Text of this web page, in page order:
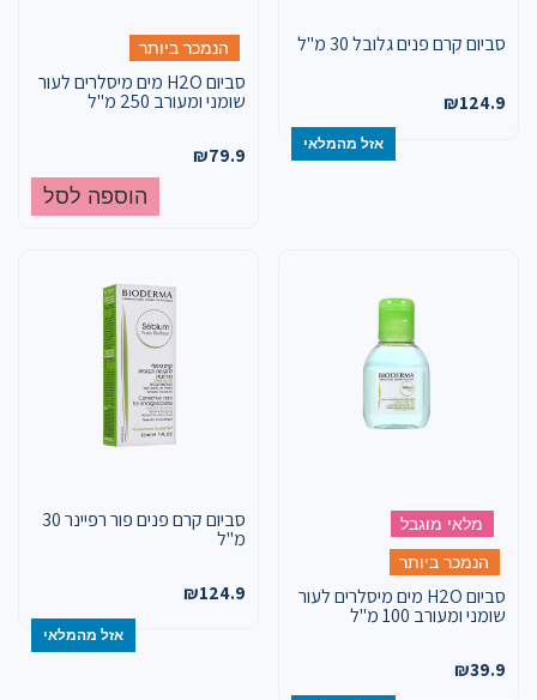
סביום קרם פנים גלובל 30 מ"ל
₪124.9
אזל מהמלאי
הנמכר ביותר
סביום H2O מים מיסלרים לעור
שומני ומעורב 250 מ"ל
₪79.9
הוספה לסל
מלאי מוגבל
הנמכר ביותר
סביום H2O מים מיסלרים לעור
שומני ומעורב 100 מ"ל
₪39.9
סביום קרם פנים פור רפיינר 30
מ"ל
₪124.9
אזל מהמלאי